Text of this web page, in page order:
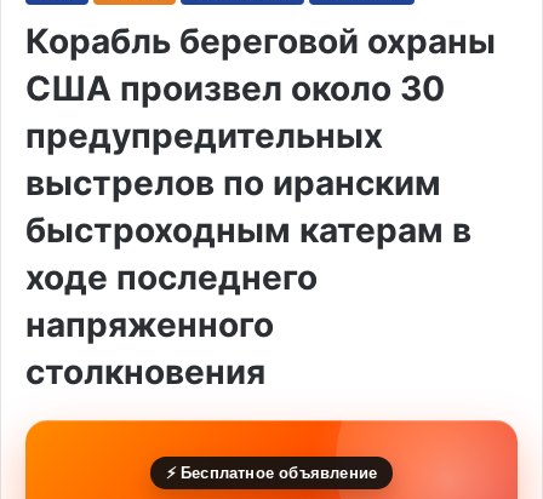
Корабль береговой охраны
США произвел около 30
предупредительных
выстрелов по иранским
быстроходным катерам в
ходе последнего
напряженного
столкновения
⚡ Бесплатное объявление